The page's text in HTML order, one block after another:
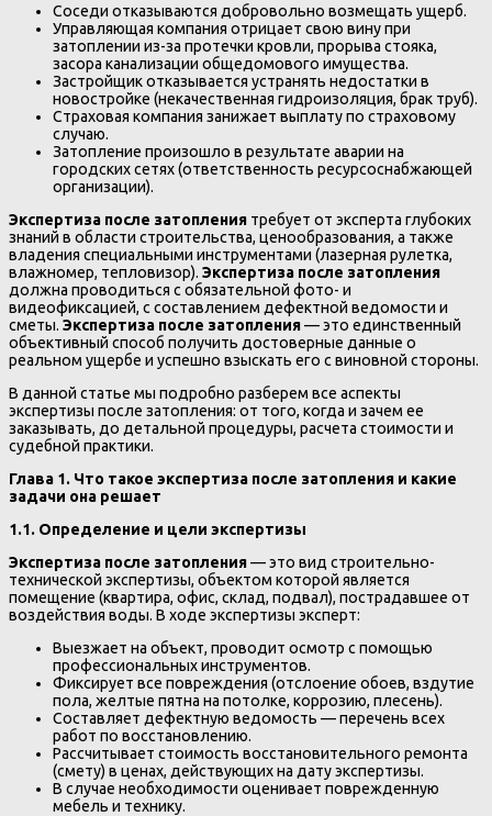
Соседи отказываются добровольно возмещать ущерб.
Управляющая компания отрицает свою вину при
затоплении из-за протечки кровли, прорыва стояка,
засора канализации общедомового имущества.
Застройщик отказывается устранять недостатки в
новостройке (некачественная гидроизоляция, брак труб).
Страховая компания занижает выплату по страховому
случаю.
Затопление произошло в результате аварии на
городских сетях (ответственность ресурсоснабжающей
организации).
Экспертиза после затопления требует от эксперта глубоких
знаний в области строительства, ценообразования, а также
владения специальными инструментами (лазерная рулетка,
влажномер, тепловизор). Экспертиза после затопления
должна проводиться с обязательной фото- и
видеофиксацией, с составлением дефектной ведомости и
сметы. Экспертиза после затопления— это единственный
объективный способ получить достоверные данные о
реальном ущербе и успешно взыскать его с виновной стороны.
В данной статье мы подробно разберем все аспекты
экспертизы после затопления: от того, когда и зачем ее
заказывать, до детальной процедуры, расчета стоимости и
судебной практики.
Глава 1. Что такое экспертиза после затопления и какие
задачи она решает
1.1. Определение и цели экспертизы
Экспертиза после затопления— это вид строительно-
технической экспертизы, объектом которой является
помещение (квартира, офис, склад, подвал), пострадавшее от
воздействия воды. В ходе экспертизы эксперт:
Выезжает на объект, проводит осмотр с помощью
профессиональных инструментов.
Фиксирует все повреждения (отслоение обоев, вздутие
пола, желтые пятна на потолке, коррозию, плесень).
Составляет дефектную ведомость — перечень всех
работ по восстановлению.
Рассчитывает стоимость восстановительного ремонта
(смету) в ценах, действующих на дату экспертизы.
В случае необходимости оценивает поврежденную
мебель и технику.